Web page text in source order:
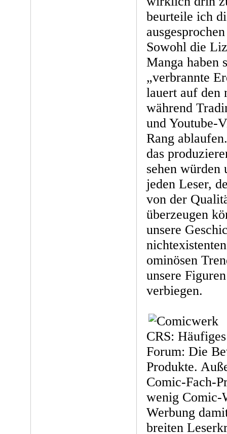
beurteile ich
Sowohl die
Manga haben
„verbrannte
lauert auf den
während
und Youtube-
Rang
das
sehen würden
jeden Leser,
von der
überzeugen
unsere
ominösen
unsere
verbiegen.
CRS:
Forum: Die
Produkte.
Comic-Fach-
wenig Comic-
Werbung
breiten